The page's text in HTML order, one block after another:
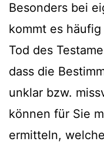
Besonders bei
kommt es
Tod des
dass die
unklar bzw.
können für Sie
ermitteln,